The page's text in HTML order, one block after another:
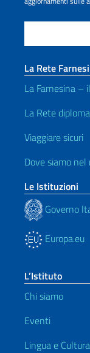
La Rete
La Farnesina –
La Rete
Viaggiare sicuri
Dove siamo nel
Le Istituzioni
Governo
Europa.eu
L’Istituto
Chi siamo
Eventi
Lingua e Cultura